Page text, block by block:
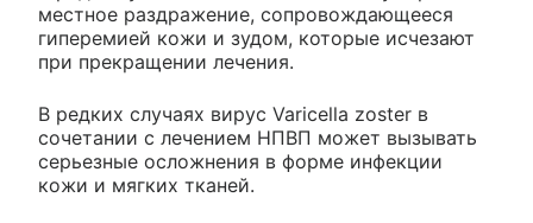
местное раздражение, сопровождающееся
гиперемией кожи и зудом, которые исчезают
при прекращении лечения.
В редких случаях вирус Varicella zoster в
сочетании с лечением НПВП может вызывать
серьезные осложнения в форме инфекции
кожи и мягких тканей.